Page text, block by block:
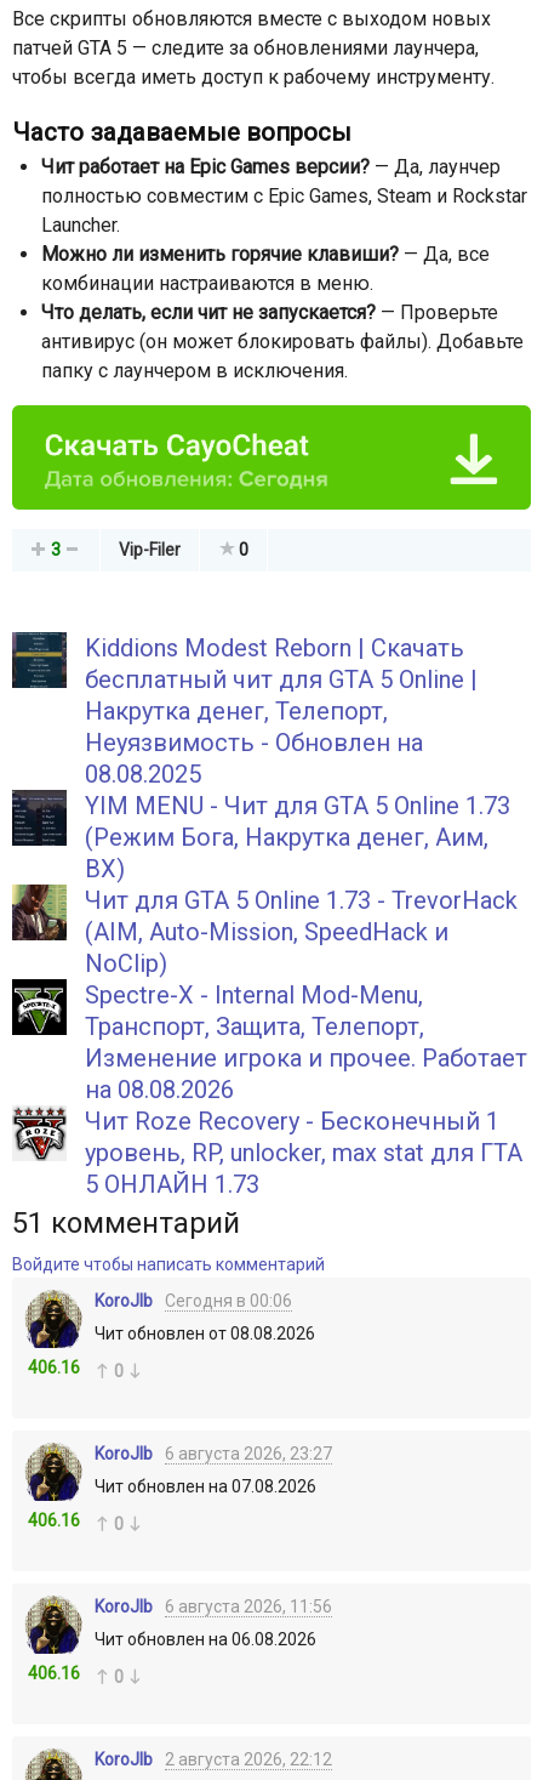
Все скрипты обновляются вместе с выходом новых
патчей GTA 5 — следите за обновлениями лаунчера,
чтобы всегда иметь доступ к рабочему инструменту.
Часто задаваемые вопросы
Чит работает на Epic Games версии? — Да, лаунчер
полностью совместим с Epic Games, Steam и Rockstar
Launcher.
Можно ли изменить горячие клавиши? — Да, все
комбинации настраиваются в меню.
Что делать, если чит не запускается? — Проверьте
антивирус (он может блокировать файлы). Добавьте
папку с лаунчером в исключения.
3 Vip-Filer 0
Kiddions Modest Reborn | Скачать
бесплатный чит для GTA 5 Online |
Накрутка денег, Телепорт,
Неуязвимость - Обновлен на
08.08.2025
YIM MENU - Чит для GTA 5 Online 1.73
(Режим Бога, Накрутка денег, Аим,
ВХ)
Чит для GTA 5 Online 1.73 - TrevorHack
(AIM, Auto-Mission, SpeedHack и
NoClip)
Spectre-X - Internal Mod-Menu,
Транспорт, Защита, Телепорт,
Изменение игрока и прочее. Работает
на 08.08.2026
Чит Roze Recovery - Бесконечный 1
уровень, RP, unlocker, max stat для ГТА
5 ОНЛАЙН 1.73
51 комментарий
Войдите чтобы написать комментарий
406.16
KoroJIb
Сегодня в 00:06
Чит обновлен от 08.08.2026
0
406.16
KoroJIb
6 августа 2026, 23:27
Чит обновлен на 07.08.2026
0
406.16
KoroJIb
6 августа 2026, 11:56
Чит обновлен на 06.08.2026
0
KoroJIb
2 августа 2026, 22:12